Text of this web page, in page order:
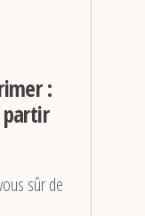
:
partir
sûr de